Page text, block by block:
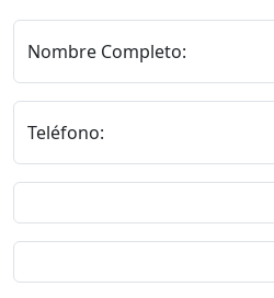
Nombre Completo:
Teléfono: